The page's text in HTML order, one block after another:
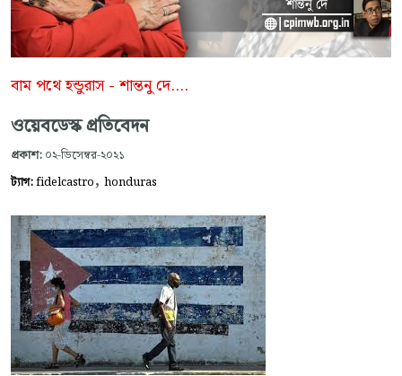
বাম পথে হন্ডুরাস - শান্তনু দে....
ওয়েবডেস্ক প্রতিবেদন
প্রকাশ: ০২-ডিসেম্বর-২০২১
ট্যাগ:fidelcastro, honduras